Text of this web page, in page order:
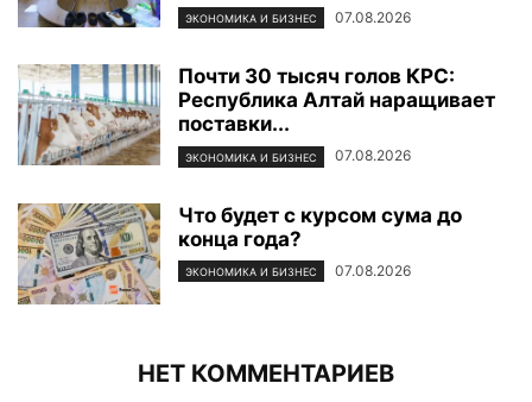
ЭКОНОМИКА И БИЗНЕС 07.08.2026
Почти 30 тысяч голов КРС:
Республика Алтай наращивает
поставки...
ЭКОНОМИКА И БИЗНЕС 07.08.2026
Что будет с курсом сума до
конца года?
ЭКОНОМИКА И БИЗНЕС 07.08.2026
НЕТ КОММЕНТАРИЕВ